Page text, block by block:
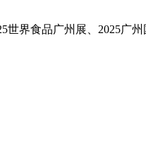
世界食品广州展、2025广